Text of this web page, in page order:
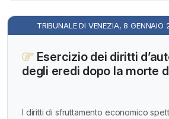
TRIBUNALE DI VENEZIA, 8
Esercizio dei diritti
degli eredi dopo la morte
I diritti di sfruttamento economico